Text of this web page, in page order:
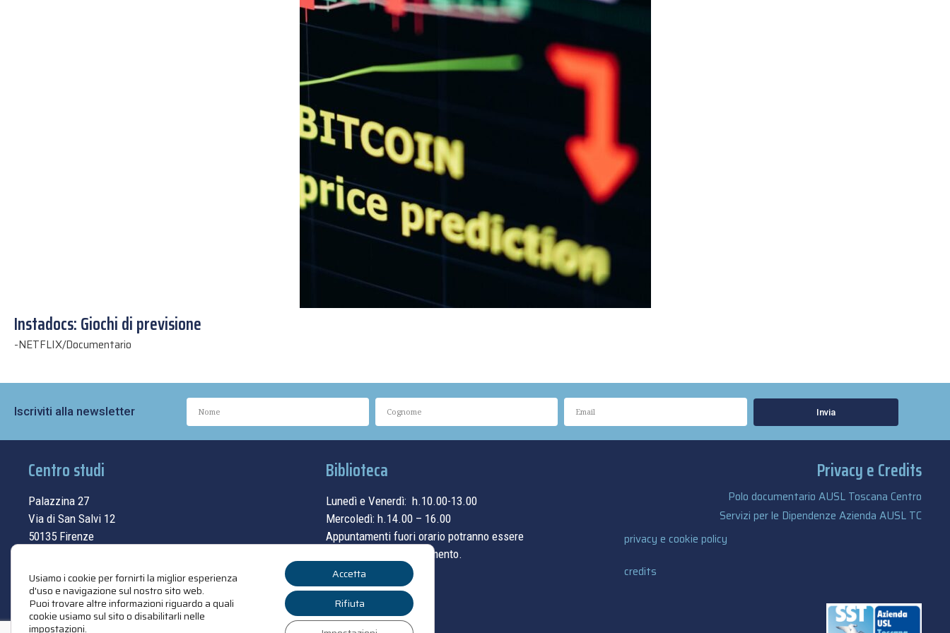
Instadocs: Giochi di previsione
-NETFLIX/Documentario
Iscriviti alla newsletter Invia
Centro studi
Palazzina 27
Via di San Salvi 12
50135 Firenze
contatti
Biblioteca
Lunedì e Venerdì: h.10.00-13.00
Mercoledì: h.14.00 – 16.00
Appuntamenti fuori orario potranno essere
concordati su appuntamento.
Privacy e Credits
Polo documentario AUSL Toscana Centro
Servizi per le Dipendenze Azienda AUSL TC
privacy e cookie policy
credits
Usiamo i cookie per fornirti la miglior esperienza
d'uso e navigazione sul nostro sito web.
Puoi trovare altre informazioni riguardo a quali
cookie usiamo sul sito o disabilitarli nelle
impostazioni.
Accetta
Rifiuta